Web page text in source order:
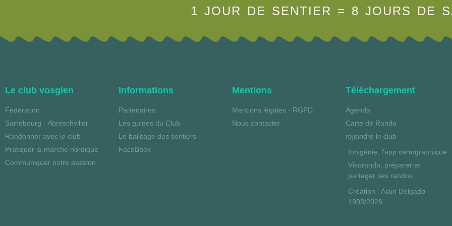
1 JOUR DE SENTIER = 8 JOURS DE
Le club vosgien
Fédération
Sarrebourg - Abreschviller
Randonner avec le club
Pratiquer la marche nordique
Communiquer notre passion
Informations
Partenaires
Les guides du Club
Le balisage des sentiers
FaceBook
Mentions
Mentions légales - RGPD
Nous contacter
Téléchargement
Agenda
Carte de Rando
rejoindre le club
Iphigénie, l’app cartographique
Visorando, préparer et
partager ses randos
Création : Alain Delgado -
1993/2026